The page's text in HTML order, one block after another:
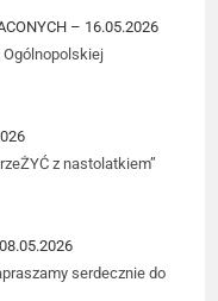
– 16.05.2026
Ogólnopolskiej
z nastolatkiem”
serdecznie do